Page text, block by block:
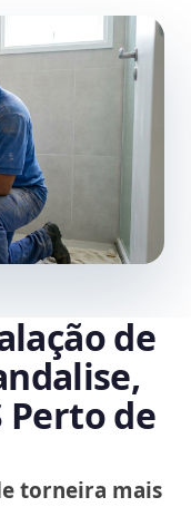
de
Perto de
torneira mais